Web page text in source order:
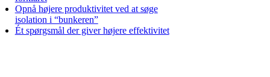
Opnå højere produktivitet ved at søge
isolation i “bunkeren”
Ét spørgsmål der giver højere effektivitet